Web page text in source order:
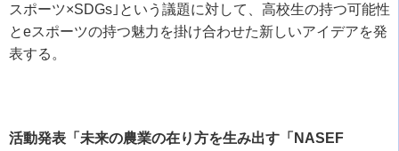
スポーツ×SDGs ｣という議題に対して、高校生の持つ可能性
とeスポーツの持つ魅力を掛け合わせた新しいアイデアを発
表する。
活動発表「未来の農業の在り方を生み出す「NASEF